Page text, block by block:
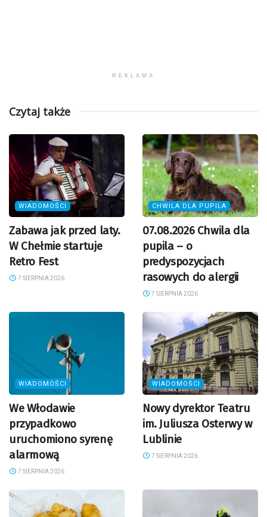
REKLAMA
Czytaj także
WIADOMOŚCI
Zabawa jak przed laty.
W Chełmie startuje
Retro Fest
7 SIERPNIA 2026
CHWILA DLA PUPILA
07.08.2026 Chwila dla
pupila – o
predyspozycjach
rasowych do alergii
7 SIERPNIA 2026
WIADOMOŚCI
We Włodawie
przypadkowo
uruchomiono syrenę
alarmową
7 SIERPNIA 2026
WIADOMOŚCI
Nowy dyrektor Teatru
im. Juliusza Osterwy w
Lublinie
7 SIERPNIA 2026